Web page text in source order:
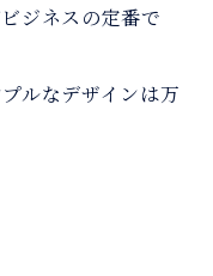
ジネスの定番で
ルなデザインは万